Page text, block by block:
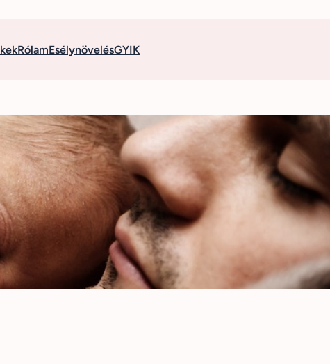
RólamEsélynövelésGYIK